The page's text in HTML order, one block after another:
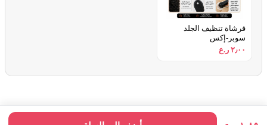
فرشاة تنظيف الجلد
سوبر-إكس
٢٫٠٠ ر.ع